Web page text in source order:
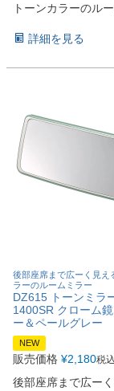
トーンカラーのル
詳細を見る
後部座席まで広ーく見え
ラーのルームミラー
DZ615 トーンミラ
1400SR クローム
ー＆ペールグレー
NEW
販売価格 ¥2,180税込
後部座席まで広ー